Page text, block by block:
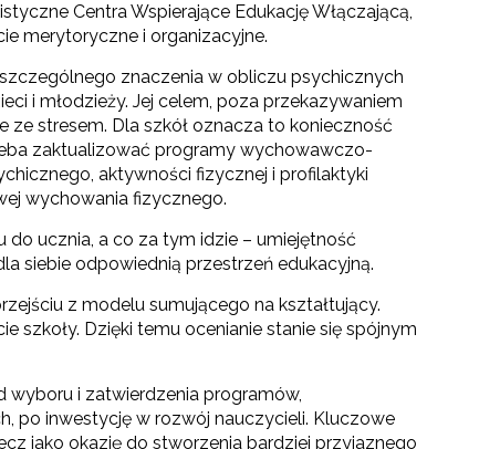
Centra Wspierające Edukację Włączającą,
merytoryczne i organizacyjne.
znaczenia w obliczu psychicznych
i młodzieży. Jej celem, poza przekazywaniem
stresem. Dla szkół oznacza to konieczność
zaktualizować programy wychowawczo-
aktywności fizycznej i profilaktyki
wychowania fizycznego.
ucznia, a co za tym idzie – umiejętność
siebie odpowiednią przestrzeń edukacyjną.
z modelu sumującego na kształtujący.
szkoły. Dzięki temu ocenianie stanie się spójnym
wyboru i zatwierdzenia programów,
po inwestycję w rozwój nauczycieli. Kluczowe
jako okazję do stworzenia bardziej przyjaznego